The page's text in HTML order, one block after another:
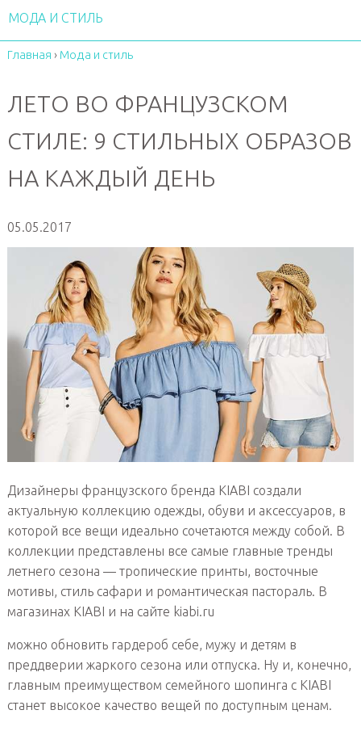
МОДА И СТИЛЬ
Главная › Мода и стиль
ЛЕТО ВО ФРАНЦУЗСКОМ
СТИЛЕ: 9 СТИЛЬНЫХ ОБРАЗОВ
НА КАЖДЫЙ ДЕНЬ
05.05.2017
Дизайнеры французского бренда KIABI создали
актуальную коллекцию одежды, обуви и аксессуаров, в
которой все вещи идеально сочетаются между собой. В
коллекции представлены все самые главные тренды
летнего сезона — тропические принты, восточные
мотивы, стиль сафари и романтическая пастораль. В
магазинах KIABI и на сайте kiabi.ru
можно обновить гардероб себе, мужу и детям в
преддверии жаркого сезона или отпуска. Ну и, конечно,
главным преимуществом семейного шопинга с KIABI
станет высокое качество вещей по доступным ценам.